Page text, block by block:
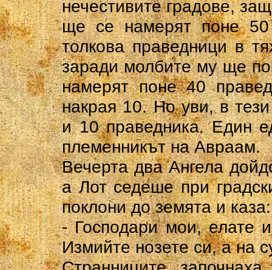
нечестивите градове,
ще се намерят поне
толкова праведници в
заради молбите му ще
намерят поне 40
накрая 10. Но уви, в
и 10 праведника. Един
племенникът на Авраам.
Вечерта два Ангела
а Лот седеше при
поклони до земята и каза:
- Господари мои, елате
Измийте нозете си, а на